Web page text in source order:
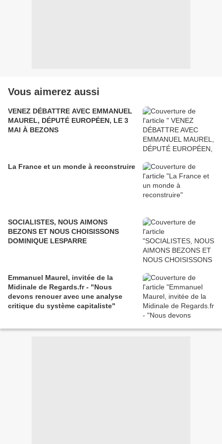
Vous aimerez aussi
VENEZ DÉBATTRE AVEC EMMANUEL
MAUREL, DÉPUTÉ EUROPÉEN, LE 3
MAI À BEZONS
La France et un monde à reconstruire
SOCIALISTES, NOUS AIMONS
BEZONS ET NOUS CHOISISSONS
DOMINIQUE LESPARRE
Emmanuel Maurel, invitée de la
Midinale de Regards.fr - "Nous
devons renouer avec une analyse
critique du système capitaliste"